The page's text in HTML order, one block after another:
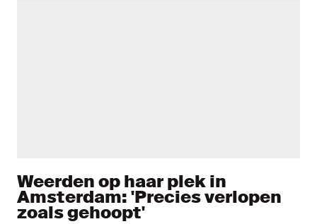
Weerden op haar plek in
Amsterdam: 'Precies verlopen
zoals gehoopt'